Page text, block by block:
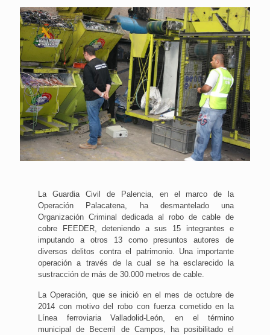
La Guardia Civil de Palencia, en el marco de la
Operación Palacatena, ha desmantelado una
Organización Criminal dedicada al robo de cable de
cobre FEEDER, deteniendo a sus 15 integrantes e
imputando a otros 13 como presuntos autores de
diversos delitos contra el patrimonio. Una importante
operación a través de la cual se ha esclarecido la
sustracción de más de 30.000 metros de cable.
La Operación, que se inició en el mes de octubre de
2014 con motivo del robo con fuerza cometido en la
Línea ferroviaria Valladolid-León, en el término
municipal de Becerril de Campos, ha posibilitado el